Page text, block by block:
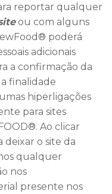
reportar qualquer
ou com alguns
poderá
adicionais
a confirmação da
finalidade
hiperligações
para sites
Ao clicar
deixar o site da
qualquer
nos
presente nos